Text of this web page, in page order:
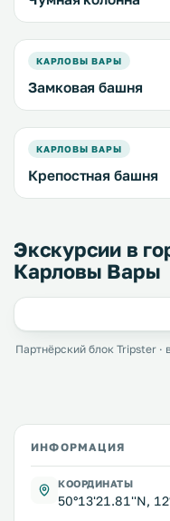
КАРЛОВЫ ВАРЫ
Замковая башня
КАРЛОВЫ ВАРЫ
Крепостная башня
Экскурсии в
Карловы Вары
Партнёрский блок Tripster ·
ИНФОРМАЦИЯ
КООРДИНАТЫ
50°13'21.81''N,